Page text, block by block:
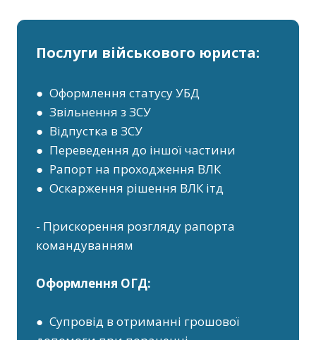
Послуги військового юриста:
● Оформлення статусу УБД
● Звільнення з ЗСУ
● Відпустка в ЗСУ
● Переведення до іншої частини
● Рапорт на проходження ВЛК
● Оскарження рішення ВЛК ітд
- Прискорення розгляду рапорта
командуванням
Оформлення ОГД:
● Супровід в отриманні грошової